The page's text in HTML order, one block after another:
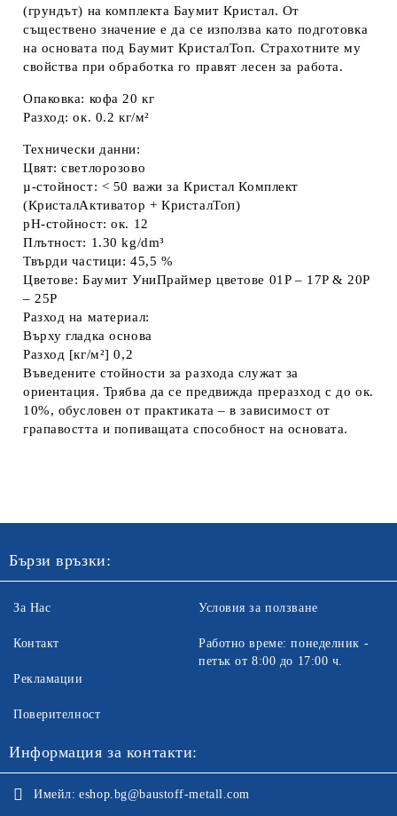
(грундът) на комплекта Баумит Кристал. От
съществено значение е да се използва като подготовка
на основата под Баумит КристалТоп. Страхотните му
свойства при обработка го правят лесен за работа.
Опаковка: кофа 20 кг
Разход: ок. 0.2 кг/м²
Технически данни:
Цвят: светлорозово
µ-стойност: < 50 важи за Кристал Комплект
(КристалАктиватор + КристалТоп)
pH-стойност: ок. 12
Плътност: 1.30 kg/dm³
Твърди частици: 45,5 %
Цветове: Баумит УниПраймер цветове 01P – 17P & 20P
– 25P
Разход на материал:
Върху гладка основа
Разход [кг/м²] 0,2
Въведените стойности за разхода служат за
ориентация. Трябва да се предвижда преразход с до ок.
10%, обусловен от практиката – в зависимост от
грапавостта и попиващата способност на основата.
Бързи връзки:
За Нас
Контакт
Рекламации
Поверителност
Условия за ползване
Работно време: понеделник -
петък от 8:00 до 17:00 ч.
Информация за контакти:
Имейл: eshop.bg@baustoff-metall.com